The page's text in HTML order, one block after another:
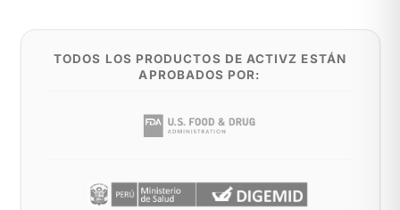
TODOS LOS PRODUCTOS DE ACTIVZ ESTÁN
APROBADOS POR: